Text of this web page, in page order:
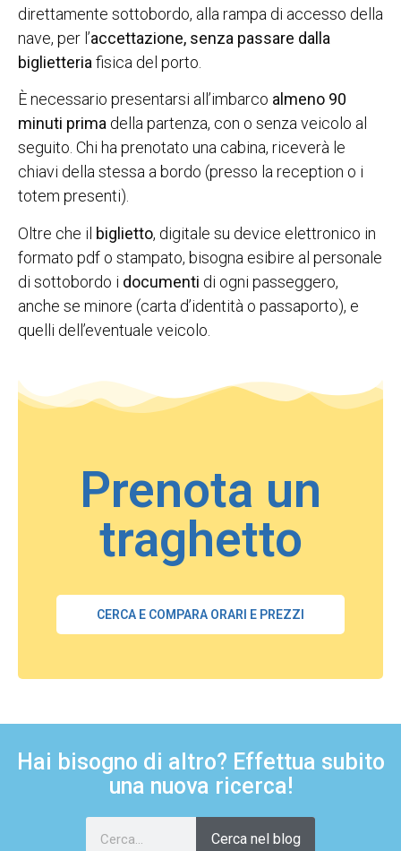
direttamente sottobordo, alla rampa di accesso della
nave, per l’accettazione, senza passare dalla
biglietteria fisica del porto.
È necessario presentarsi all’imbarco almeno 90
minuti prima della partenza, con o senza veicolo al
seguito. Chi ha prenotato una cabina, riceverà le
chiavi della stessa a bordo (presso la reception o i
totem presenti).
Oltre che il biglietto, digitale su device elettronico in
formato pdf o stampato, bisogna esibire al personale
di sottobordo i documenti di ogni passeggero,
anche se minore (carta d’identità o passaporto), e
quelli dell’eventuale veicolo.
Prenota un
traghetto
CERCA E COMPARA ORARI E PREZZI
Hai bisogno di altro? Effettua subito
una nuova ricerca!
Cerca nel blog